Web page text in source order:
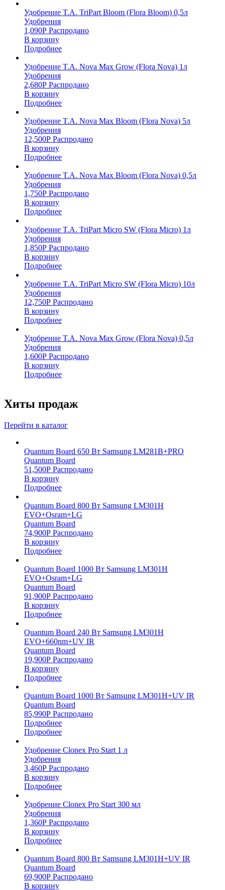
Удобрение T.A. TriPart Bloom (Flora Bloom) 0,5л
Удобрения
1,090Р Распродано
В корзину
Подробнее
Удобрение T.A. Nova Max Grow (Flora Nova) 1л
Удобрения
2,680Р Распродано
В корзину
Подробнее
Удобрение T.A. Nova Max Bloom (Flora Nova) 5л
Удобрения
12,500Р Распродано
В корзину
Подробнее
Удобрение T.A. Nova Max Bloom (Flora Nova) 0,5л
Удобрения
1,750Р Распродано
В корзину
Подробнее
Удобрение T.A. TriPart Micro SW (Flora Micro) 1л
Удобрения
1,850Р Распродано
В корзину
Подробнее
Удобрение T.A. TriPart Micro SW (Flora Micro) 10л
Удобрения
12,750Р Распродано
В корзину
Подробнее
Удобрение T.A. Nova Max Grow (Flora Nova) 0,5л
Удобрения
1,600Р Распродано
В корзину
Подробнее
Хиты продаж
Перейти в каталог
Quantum Board 650 Вт Samsung LM281B+PRO
Quantum Board
51,500Р Распродано
В корзину
Подробнее
Quantum Board 800 Вт Samsung LM301H
EVO+Osram+LG
Quantum Board
74,900Р Распродано
В корзину
Подробнее
Quantum Board 1000 Вт Samsung LM301H
EVO+Osram+LG
Quantum Board
91,900Р Распродано
В корзину
Подробнее
Quantum Board 240 Вт Samsung LM301H
EVO+660nm+UV IR
Quantum Board
19,900Р Распродано
В корзину
Подробнее
Quantum Board 1000 Вт Samsung LM301H+UV IR
Quantum Board
85,990Р Распродано
Подробнее
Подробнее
Удобрение Clonex Pro Start 1 л
Удобрения
3,460Р Распродано
В корзину
Подробнее
Удобрение Clonex Pro Start 300 мл
Удобрения
1,360Р Распродано
В корзину
Подробнее
Quantum Board 800 Вт Samsung LM301H+UV IR
Quantum Board
69,900Р Распродано
В корзину